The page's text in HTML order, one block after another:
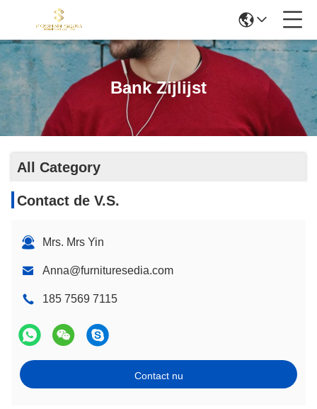
Bank Zijlijst
All Category
Contact de V.S.
Mrs. Mrs Yin
Anna@furnituresedia.com
185 7569 7115
Contact nu